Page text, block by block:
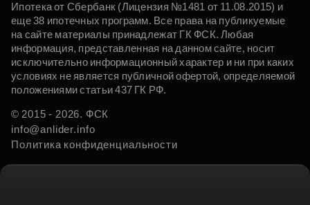
Ипотека от Сбербанк (Лицензия №1481 от 11.08.2015) и
еще 38 ипотечных программ. Все права на публикуемые
на сайте материалы принадлежат ГК ФСК. Любая
информация, представленная на данном сайте, носит
исключительно информационный характер и ни при каких
условиях не является публичной офертой, определяемой
положениями статьи 437 ГК РФ.
© 2015 - 2026. ФСК
info@anlider.info
Политика конфиденциальности